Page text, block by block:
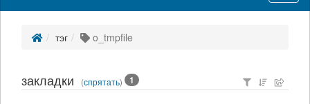
тэг o_tmpfile
закладки (спрятать) 1